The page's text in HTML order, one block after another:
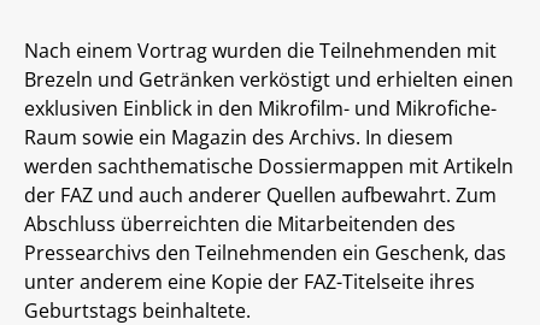
Nach einem Vortrag wurden die Teilnehmenden mit
Brezeln und Getränken verköstigt und erhielten einen
exklusiven Einblick in den Mikrofilm- und Mikrofiche-
Raum sowie ein Magazin des Archivs. In diesem
werden sachthematische Dossiermappen mit Artikeln
der FAZ und auch anderer Quellen aufbewahrt. Zum
Abschluss überreichten die Mitarbeitenden des
Pressearchivs den Teilnehmenden ein Geschenk, das
unter anderem eine Kopie der FAZ-Titelseite ihres
Geburtstags beinhaltete.